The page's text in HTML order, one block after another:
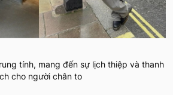
tính, mang đến sự lịch thiệp và thanh
cho người chân to